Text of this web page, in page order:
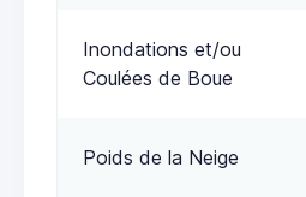
Inondations et/ou
Coulées de Boue
Poids de la Neige